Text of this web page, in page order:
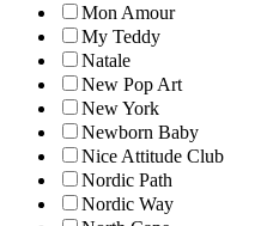
Mon Amour
My Teddy
Natale
New Pop Art
New York
Newborn Baby
Nice Attitude Club
Nordic Path
Nordic Way